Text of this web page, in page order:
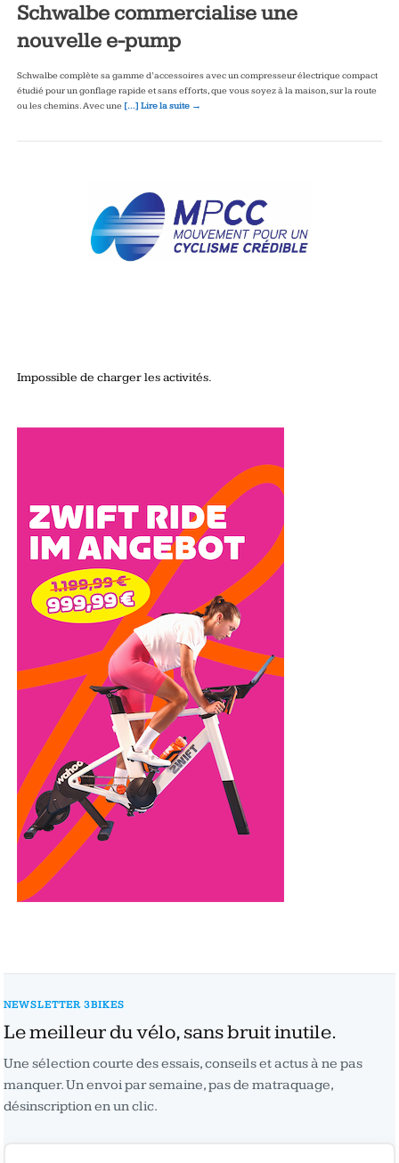
Schwalbe commercialise une
nouvelle e-pump
Schwalbe complète sa gamme d’accessoires avec un compresseur électrique compact
étudié pour un gonflage rapide et sans efforts, que vous soyez à la maison, sur la route
ou les chemins. Avec une […] Lire la suite →
Impossible de charger les activités.
NEWSLETTER 3BIKES
Le meilleur du vélo, sans bruit inutile.
Une sélection courte des essais, conseils et actus à ne pas
manquer. Un envoi par semaine, pas de matraquage,
désinscription en un clic.